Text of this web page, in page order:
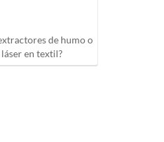
de humo o
en textil?